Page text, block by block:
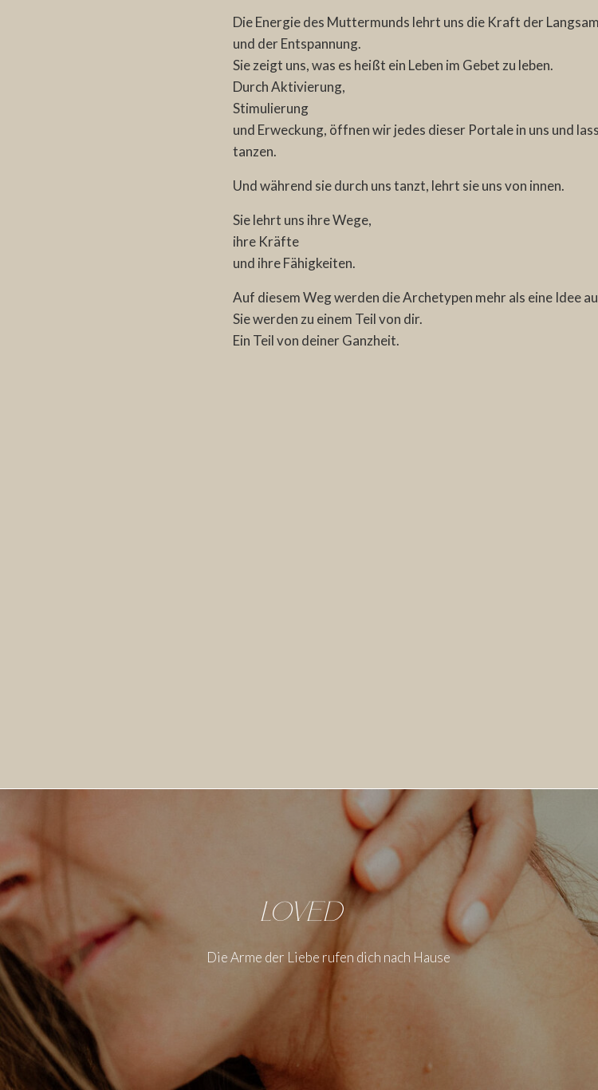
Die Energie des Muttermunds lehrt uns die Kraft der
und der Entspannung.
Sie zeigt uns, was es heißt ein Leben im Gebet zu leben.
Durch Aktivierung,
Stimulierung
und Erweckung, öffnen wir jedes dieser Portale in uns und
tanzen.
Und während sie durch uns tanzt, lehrt sie uns von innen.
Sie lehrt uns ihre Wege,
ihre Kräfte
und ihre Fähigkeiten.
Auf diesem Weg werden die Archetypen mehr als eine Idee
Sie werden zu einem Teil von dir.
Ein Teil von deiner Ganzheit.
Loved
Die Arme der Liebe rufen dich nach Hause